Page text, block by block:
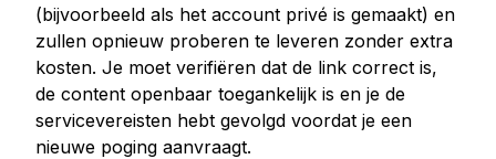
(bijvoorbeeld als het account privé is gemaakt) en
zullen opnieuw proberen te leveren zonder extra
kosten. Je moet verifiëren dat de link correct is,
de content openbaar toegankelijk is en je de
servicevereisten hebt gevolgd voordat je een
nieuwe poging aanvraagt.